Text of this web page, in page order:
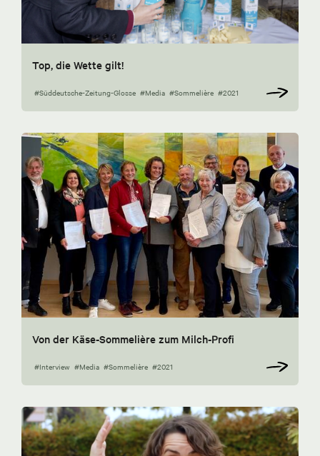
Top, die Wette gilt!
#Süddeutsche-Zeitung-Glosse #Media #Sommelière #2021
Von der Käse-Sommelière zum Milch-Profi
#Interview #Media #Sommelière #2021